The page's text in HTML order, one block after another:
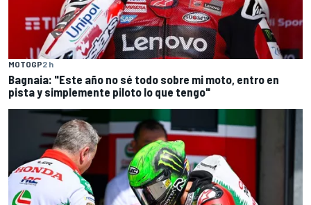
MOTOGP2 h
Bagnaia: "Este año no sé todo sobre mi moto, entro en
pista y simplemente piloto lo que tengo"